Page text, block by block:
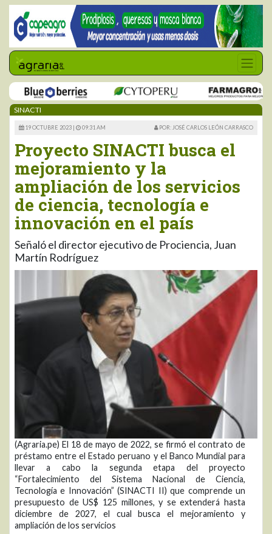
SINACTI
19 OCTUBRE 2023 | 09:31 AM POR: JOSÉ CARLOS LEÓN CARRASCO
Proyecto SINACTI busca el
mejoramiento y la
ampliación de los servicios
de ciencia, tecnología e
innovación en el país
Señaló el director ejecutivo de Prociencia, Juan
Martín Rodríguez
(Agraria.pe) El 18 de mayo de 2022, se firmó el contrato de
préstamo entre el Estado peruano y el Banco Mundial para
llevar a cabo la segunda etapa del proyecto
“Fortalecimiento del Sistema Nacional de Ciencia,
Tecnología e Innovación” (SINACTI II) que comprende un
presupuesto de US$ 125 millones, y se extenderá hasta
diciembre de 2027, el cual busca el mejoramiento y
ampliación de los servicios